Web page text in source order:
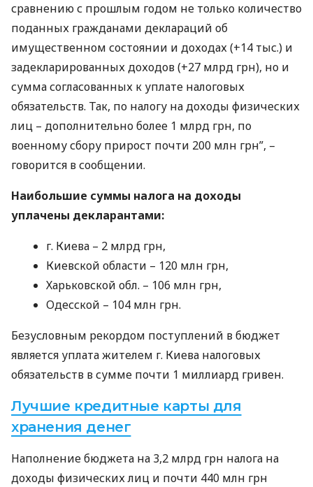
сравнению с прошлым годом не только количество
поданных гражданами деклараций об
имущественном состоянии и доходах (+14 тыс.) и
задекларированных доходов (+27 млрд грн), но и
сумма согласованных к уплате налоговых
обязательств. Так, по налогу на доходы физических
лиц – дополнительно более 1 млрд грн, по
военному сбору прирост почти 200 млн грн”, –
говорится в сообщении.
Наибольшие суммы налога на доходы
уплачены декларантами:
г. Киева – 2 млрд грн,
Киевской области – 120 млн грн,
Харьковской обл. – 106 млн грн,
Одесской – 104 млн грн.
Безусловным рекордом поступлений в бюджет
является уплата жителем г. Киева налоговых
обязательств в сумме почти 1 миллиард гривен.
Лучшие кредитные карты для
хранения денег
Наполнение бюджета на 3,2 млрд грн налога на
доходы физических лиц и почти 440 млн грн